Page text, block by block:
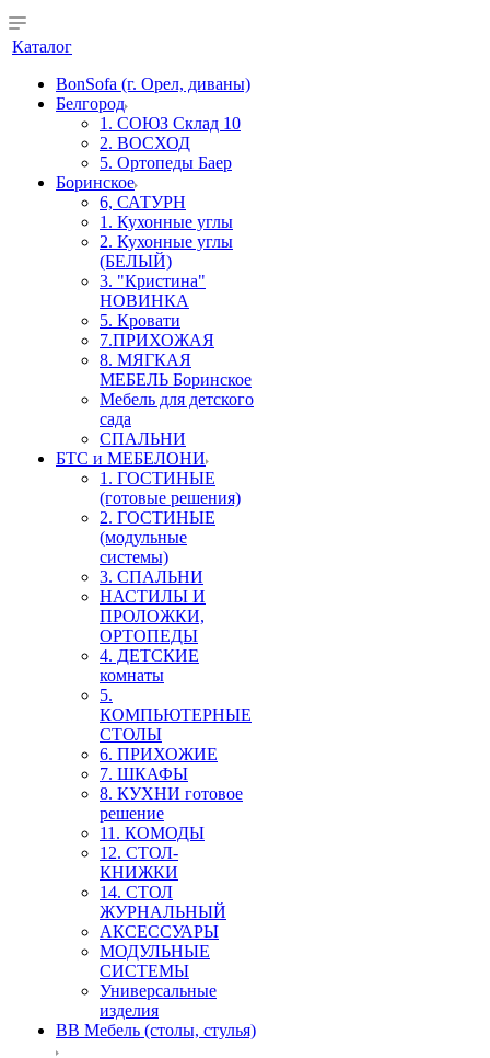
Каталог
BonSofa (г. Орел, диваны)
Белгород
1. СОЮЗ Склад 10
2. ВОСХОД
5. Ортопеды Баер
Боринское
6, САТУРН
1. Кухонные углы
2. Кухонные углы
(БЕЛЫЙ)
3. "Кристина"
НОВИНКА
5. Кровати
7.ПРИХОЖАЯ
8. МЯГКАЯ
МЕБЕЛЬ Боринское
Мебель для детского
сада
СПАЛЬНИ
БТС и МЕБЕЛОНИ
1. ГОСТИНЫЕ
(готовые решения)
2. ГОСТИНЫЕ
(модульные
системы)
3. СПАЛЬНИ
НАСТИЛЫ И
ПРОЛОЖКИ,
ОРТОПЕДЫ
4. ДЕТСКИЕ
комнаты
5.
КОМПЬЮТЕРНЫЕ
СТОЛЫ
6. ПРИХОЖИЕ
7. ШКАФЫ
8. КУХНИ готовое
решение
11. КОМОДЫ
12. СТОЛ-
КНИЖКИ
14. СТОЛ
ЖУРНАЛЬНЫЙ
АКСЕССУАРЫ
МОДУЛЬНЫЕ
СИСТЕМЫ
Универсальные
изделия
ВВ Мебель (столы, стулья)